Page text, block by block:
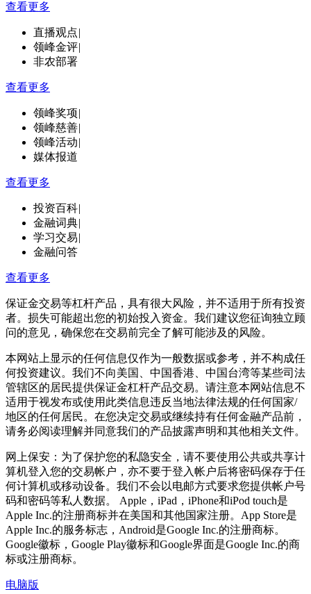
查看更多
直播观点|
领峰金评|
非农部署
查看更多
领峰奖项|
领峰慈善|
领峰活动|
媒体报道
查看更多
投资百科|
金融词典|
学习交易|
金融问答
查看更多
保证金交易等杠杆产品，具有很大风险，并不适用于所有投资
者。损失可能超出您的初始投入资金。我们建议您征询独立顾
问的意见，确保您在交易前完全了解可能涉及的风险。
本网站上显示的任何信息仅作为一般数据或参考，并不构成任
何投资建议。我们不向美国、中国香港、中国台湾等某些司法
管辖区的居民提供保证金杠杆产品交易。请注意本网站信息不
适用于视发布或使用此类信息违反当地法律法规的任何国家/
地区的任何居民。在您决定交易或继续持有任何金融产品前，
请务必阅读理解并同意我们的产品披露声明和其他相关文件。
网上保安：为了保护您的私隐安全，请不要使用公共或共享计
算机登入您的交易帐户，亦不要于登入帐户后将密码保存于任
何计算机或移动设备。我们不会以电邮方式要求您提供帐户号
码和密码等私人数据。 Apple，iPad，iPhone和iPod touch是
Apple Inc.的注册商标并在美国和其他国家注册。App Store是
Apple Inc.的服务标志，Android是Google Inc.的注册商标。
Google徽标，Google Play徽标和Google界面是Google Inc.的商
标或注册商标。
电脑版